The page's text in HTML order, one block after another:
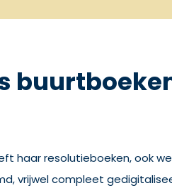
haar resolutieboeken, ook
vrijwel compleet